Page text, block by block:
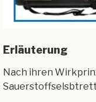
Erläuterung
Nach ihren